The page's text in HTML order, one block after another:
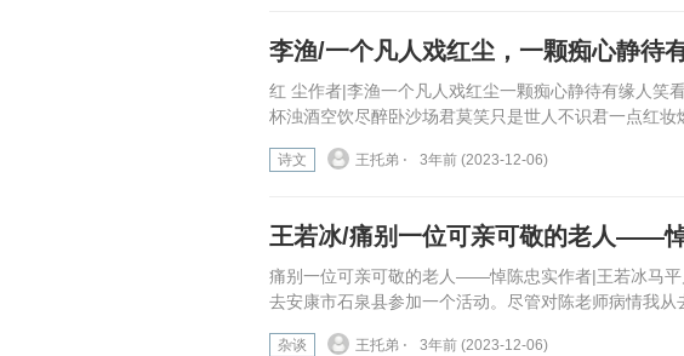
李渔/一个凡人戏红尘，一颗痴心静待
红 尘作者|李渔一个凡人戏红尘一颗痴心静待有缘人笑
杯浊酒空饮尽醉卧沙场君莫笑只是世人不识君一点红
诗文 王托弟 ⋅ 3年前 (2023-12-06)
王若冰/痛别一位可亲可敬的老人——
痛别一位可亲可敬的老人——悼陈忠实作者|王若冰马
去安康市石泉县参加一个活动。尽管对陈老师病情我
杂谈 王托弟 ⋅ 3年前 (2023-12-06)